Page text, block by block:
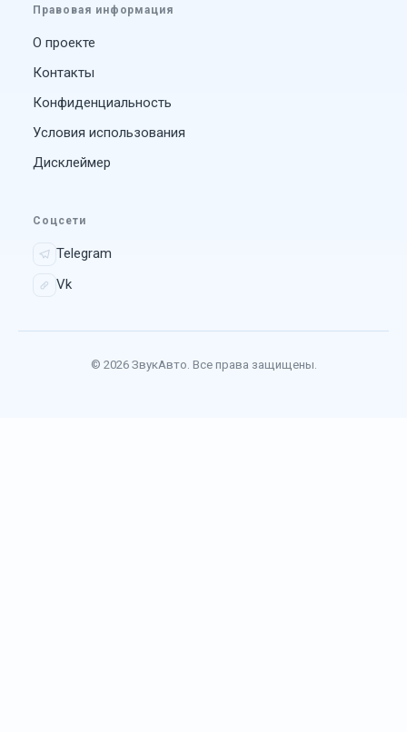
Правовая информация
О проекте
Контакты
Конфиденциальность
Условия использования
Дисклеймер
Соцсети
Telegram
Vk
© 2026 ЗвукАвто. Все права защищены.